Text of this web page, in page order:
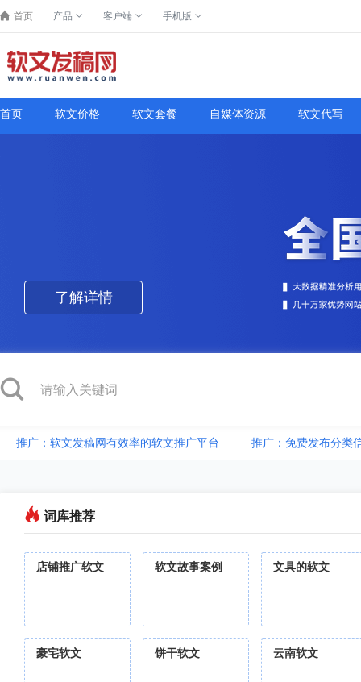
首页 产品 客户端 手机版
首页 软文价格 软文套餐 自媒体资源 软文代写
了解详情
推广：软文发稿网有效率的软文推广平台 推广：免费发布分类
词库推荐
店铺推广软文 软文故事案例 文具的软文
豪宅软文 饼干软文 云南软文